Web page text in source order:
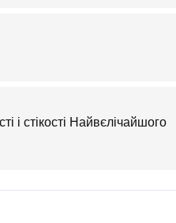
і стікості Найвєлічайшого